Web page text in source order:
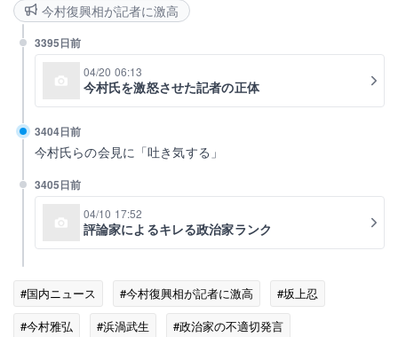
今村復興相が記者に激高
3395日前
04/20 06:13
今村氏を激怒させた記者の正体
3404日前
今村氏らの会見に「吐き気する」
3405日前
04/10 17:52
評論家によるキレる政治家ランク
#国内ニュース #今村復興相が記者に激高
#坂上忍
#今村雅弘
#浜渦武生 #政治家の不適切発言